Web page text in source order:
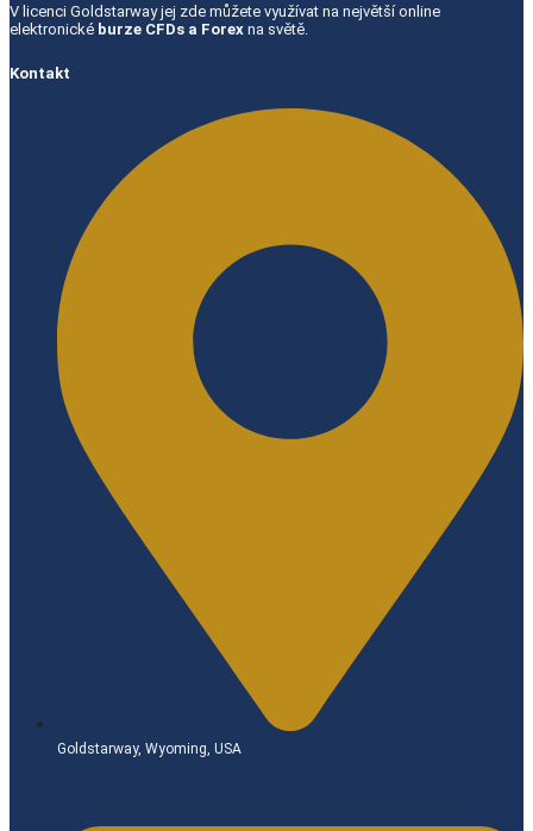
V licenci Goldstarway jej zde můžete využívat na největší online
elektronické burze CFDs a Forex na světě.
Kontakt
Goldstarway, Wyoming, USA